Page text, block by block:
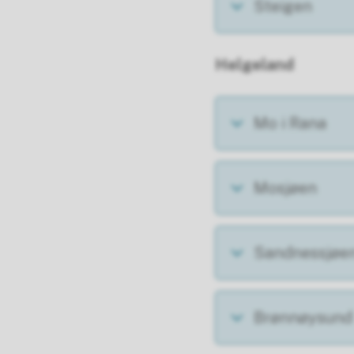
Steigen
Helgeland
Mo i Rana
Mosjøen
Brønnøysund